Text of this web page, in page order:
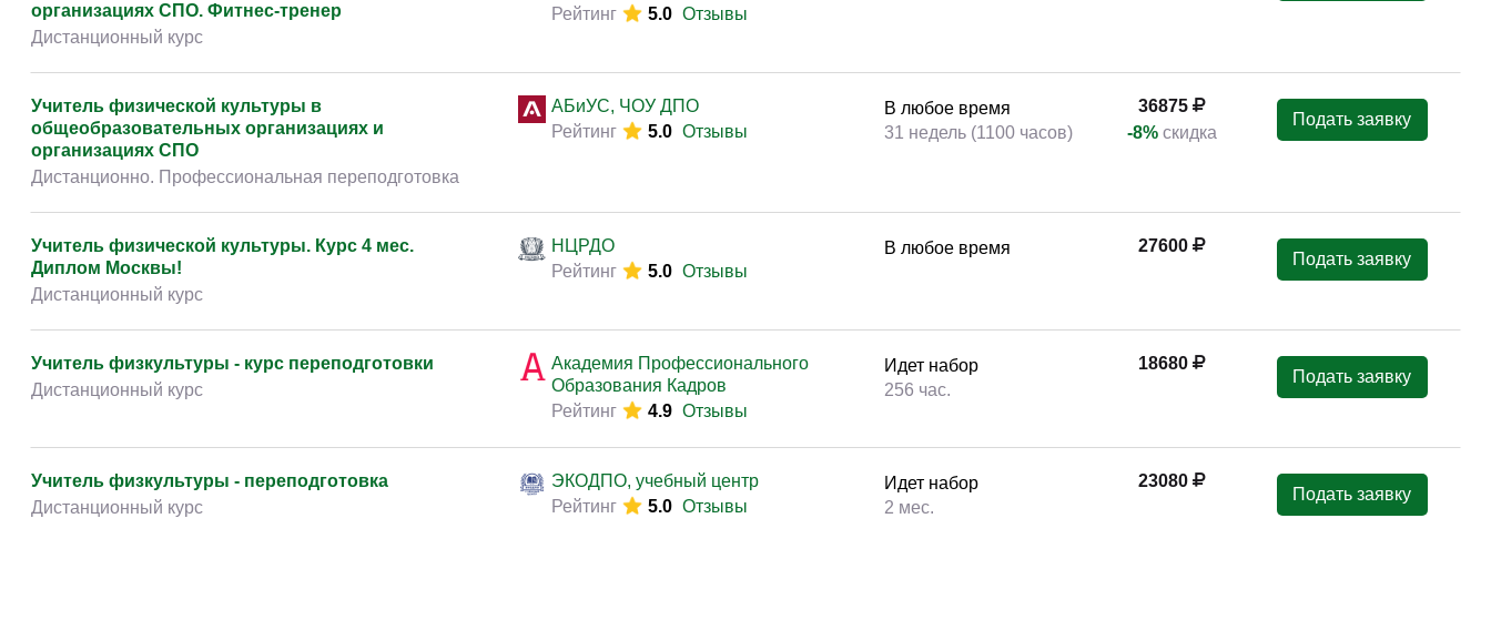
организациях СПО. Фитнес-тренер
Дистанционный курс
Рейтинг
5.0 Отзывы
Учитель физической культуры в
общеобразовательных организациях и
организациях СПО
Дистанционно. Профессиональная переподготовка
АБиУС, ЧОУ ДПО
Рейтинг
5.0 Отзывы
В любое время
31 недель (1100 часов)
36875
-8% скидка
Подать заявку
Учитель физической культуры. Курс 4 мес.
Диплом Москвы!
Дистанционный курс
НЦРДО
Рейтинг
5.0 Отзывы
В любое время 27600
Подать заявку
Учитель физкультуры - курс переподготовки
Дистанционный курс
Академия Профессионального
Образования Кадров
Рейтинг
4.9 Отзывы
Идет набор
256 час.
18680
Подать заявку
Учитель физкультуры - переподготовка
Дистанционный курс
ЭКОДПО, учебный центр
Рейтинг
5.0 Отзывы
Идет набор
2 мес.
23080
Подать заявку